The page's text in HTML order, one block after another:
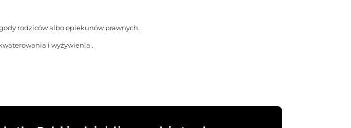
rodziców albo opiekunów prawnych.
i wyżywienia .